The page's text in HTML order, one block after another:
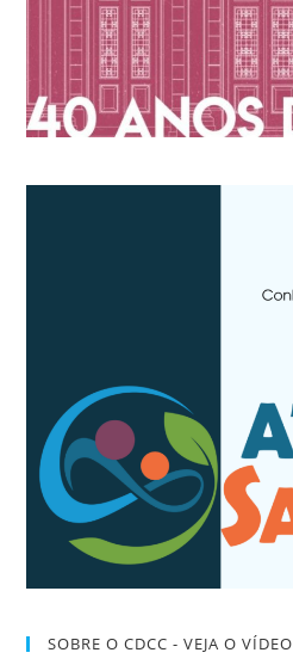
SOBRE O CDCC - VEJA O VÍDEO